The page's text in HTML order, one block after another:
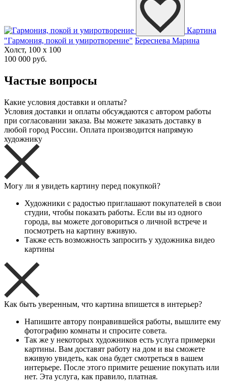
Картина
"Гармония, покой и умиротворение" Береснева Марина
Холст, 100 x 100
100 000 руб.
Частые вопросы
Какие условия доставки и оплаты?
Условия доставки и оплаты обсуждаются с автором работы
при согласовании заказа. Вы можете заказать доставку в
любой город России. Оплата производится напрямую
художнику
Могу ли я увидеть картину перед покупкой?
Художники с радостью приглашают покупателей в свои
студии, чтобы показать работы. Если вы из одного
города, вы можете договориться о личной встрече и
посмотреть на картину вживую.
Также есть возможность запросить у художника видео
картины
Как быть уверенным, что картина впишется в интерьер?
Напишите автору понравившейся работы, вышлите ему
фотографию комнаты и спросите совета.
Так же у некоторых художников есть услуга примерки
картины. Вам доставят работу на дом и вы сможете
вживую увидеть, как она будет смотреться в вашем
интерьере. После этого примите решение покупать или
нет. Эта услуга, как правило, платная.